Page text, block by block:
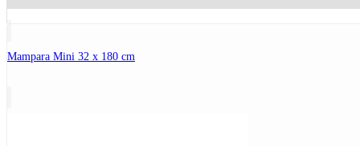
Mampara Mini 32 x 180 cm